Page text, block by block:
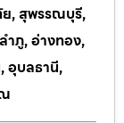
ย, สุพรรณบุรี,
ำภู, อ่างทอง,
อุบลธานี,